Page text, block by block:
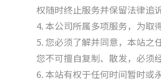
权随时终止服务并保留法律追
4. 本公司所属多项服务，为取
5. 您必须了解并同意，本站之
您不可擅自复制、散发，必须
6. 本站有权于任何时间暂时或